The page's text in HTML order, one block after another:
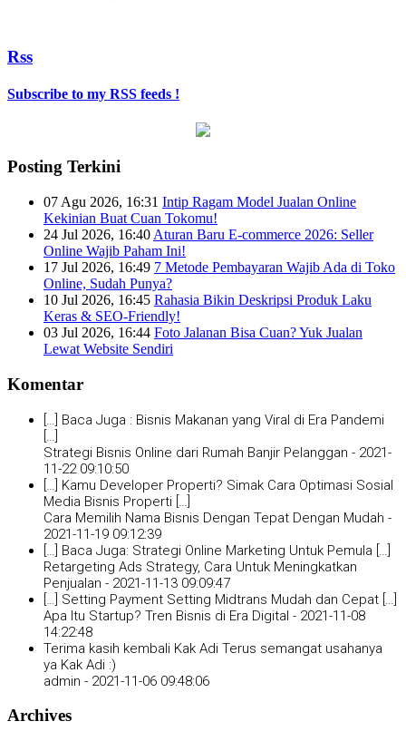
Rss
Subscribe to my RSS feeds !
Posting Terkini
07 Agu 2026, 16:31 Intip Ragam Model Jualan Online
Kekinian Buat Cuan Tokomu!
24 Jul 2026, 16:40 Aturan Baru E-commerce 2026: Seller
Online Wajib Paham Ini!
17 Jul 2026, 16:49 7 Metode Pembayaran Wajib Ada di Toko
Online, Sudah Punya?
10 Jul 2026, 16:45 Rahasia Bikin Deskripsi Produk Laku
Keras & SEO-Friendly!
03 Jul 2026, 16:44 Foto Jalanan Bisa Cuan? Yuk Jualan
Lewat Website Sendiri
Komentar
[…] Baca Juga : Bisnis Makanan yang Viral di Era Pandemi
Strategi Bisnis Online dari Rumah Banjir Pelanggan - 2021-
11-22 09:10:50
[…] Kamu Developer Properti? Simak Cara Optimasi Sosial
Media Bisnis Properti […]
Cara Memilih Nama Bisnis Dengan Tepat Dengan Mudah -
2021-11-19 09:12:39
[…] Baca Juga: Strategi Online Marketing Untuk Pemula […]
Retargeting Ads Strategy, Cara Untuk Meningkatkan
Penjualan - 2021-11-13 09:09:47
[…] Setting Payment Setting Midtrans Mudah dan Cepat […]
Apa Itu Startup? Tren Bisnis di Era Digital - 2021-11-08
14:22:48
Terima kasih kembali Kak Adi Terus semangat usahanya
ya Kak Adi :)
admin - 2021-11-06 09:48:06
Archives